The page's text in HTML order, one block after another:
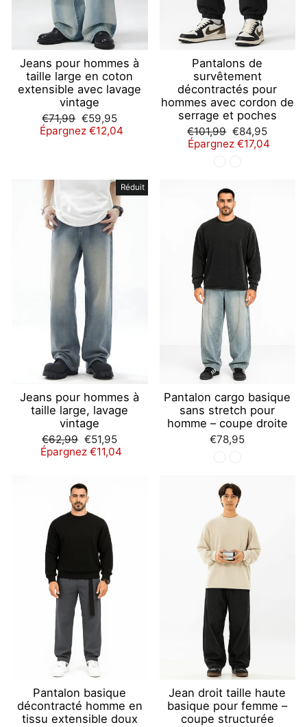
Jeans pour hommes à
taille large en coton
extensible avec lavage
vintage
Prix
régulier
€71,99 Prix
réduit
€59,95
Épargnez €12,04
Pantalons de
survêtement
décontractés pour
hommes avec cordon de
serrage et poches
Prix
régulier
€101,99 Prix
réduit
€84,95
Épargnez €17,04
Réduit
Jeans pour hommes à
taille large, lavage
vintage
Prix
régulier
€62,99 Prix
réduit
€51,95
Épargnez €11,04
Pantalon cargo basique
sans stretch pour
homme – coupe droite
€78,95
Pantalon basique
décontracté homme en
tissu extensible doux
Jean droit taille haute
basique pour femme –
coupe structurée